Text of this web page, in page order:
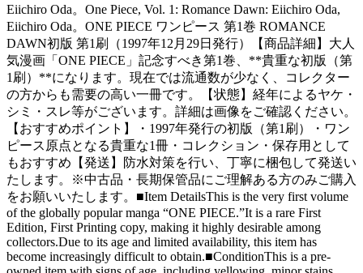
Eiichiro Oda。One Piece, Vol. 1: Romance Dawn: Eiichiro Oda,
Eiichiro Oda。ONE PIECE ワンピース 第1巻 ROMANCE
DAWN初版 第1刷（1997年12月29日発行）【商品詳細】大人
気漫画「ONE PIECE」記念すべき第1巻、**貴重な初版（第
1刷）**になります。現在では流通数が少なく、コレクター
の方からも需要の高い一冊です。【状態】経年によるヤケ・
シミ・スレ等がございます。詳細は画像をご確認ください。
【おすすめポイント】・1997年発行の初版（第1刷）・ワン
ピース原点となる貴重な1冊・コレクション・保存用として
もおすすめ【発送】防水対策を行い、丁寧に梱包して発送い
たします。※中古品・長期保管品にご理解ある方のみご購入
をお願いいたします。■Item DetailsThis is the very first volume
of the globally popular manga “ONE PIECE.”It is a rare First
Edition, First Printing copy, making it highly desirable among
collectors.Due to its age and limited availability, this item has
become increasingly difficult to obtain.■ConditionThis is a pre-